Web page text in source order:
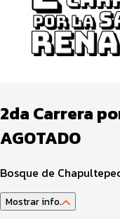
2da Carrera
AGOTADO
Bosque de
Mostrar info.